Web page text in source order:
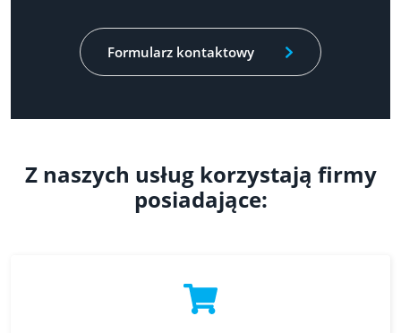
Formularz kontaktowy
Z naszych usług korzystają firmy
posiadające: